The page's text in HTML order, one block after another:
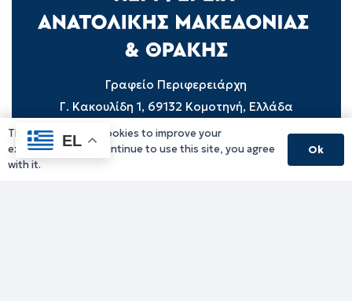
Γραφείο Περιφερειάρχη
Γ. Κακουλίδη 1, 69132 Κομοτηνή, Ελλάδα
Email:periferiarxis@pamth.gov.gr
EL
This website uses cookies to improve your
experience. If you continue to use this site, you agree
with it.
Ok